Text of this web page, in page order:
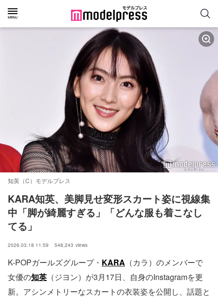
知英（C）モデルプレス
KARA知英、美脚見せ変形スカート姿に視線集
中「脚が綺麗すぎる」「どんな服も着こなし
てる」
2026.03.18 11:59 548,243 views
K-POPガールズグループ・ KARA （カラ）のメンバーで
女優の知英 （ジヨン）が3月17日、自身のInstagramを更
新。アシンメトリーなスカートの衣装姿を公開し、話題と